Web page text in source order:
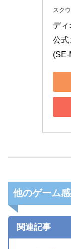
スク
デ
公式
(SE-
他のゲーム
関連記事